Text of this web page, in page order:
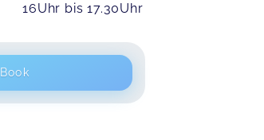
16Uhr bis 17.30Uhr
Book